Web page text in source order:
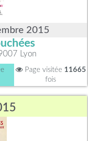
2015
Lyon
Page visitée 11665
fois